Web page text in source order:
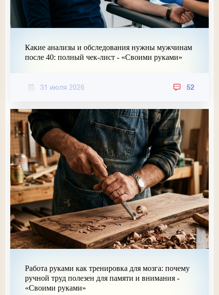
Какие анализы и обследования нужны мужчинам
после 40: полный чек-лист - «Своими руками»
31 июля 2026 52
Работа руками как тренировка для мозга: почему
ручной труд полезен для памяти и внимания -
«Своими руками»